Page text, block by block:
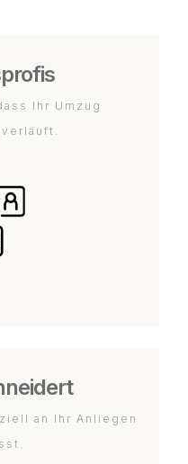
Ihr Umzug
an Ihr Anliegen